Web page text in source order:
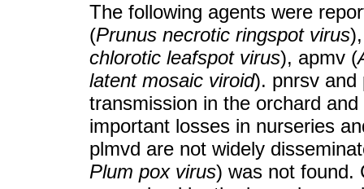
The following agents were
(Prunus necrotic ringspot virus
chlorotic leafspot virus), apmv (
latent mosaic viroid). pnrsv and
transmission in the orchard
important losses in nurseries
plmvd are not widely
Plum pox virus) was not found.